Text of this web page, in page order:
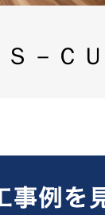
Ｓ－Ｃ